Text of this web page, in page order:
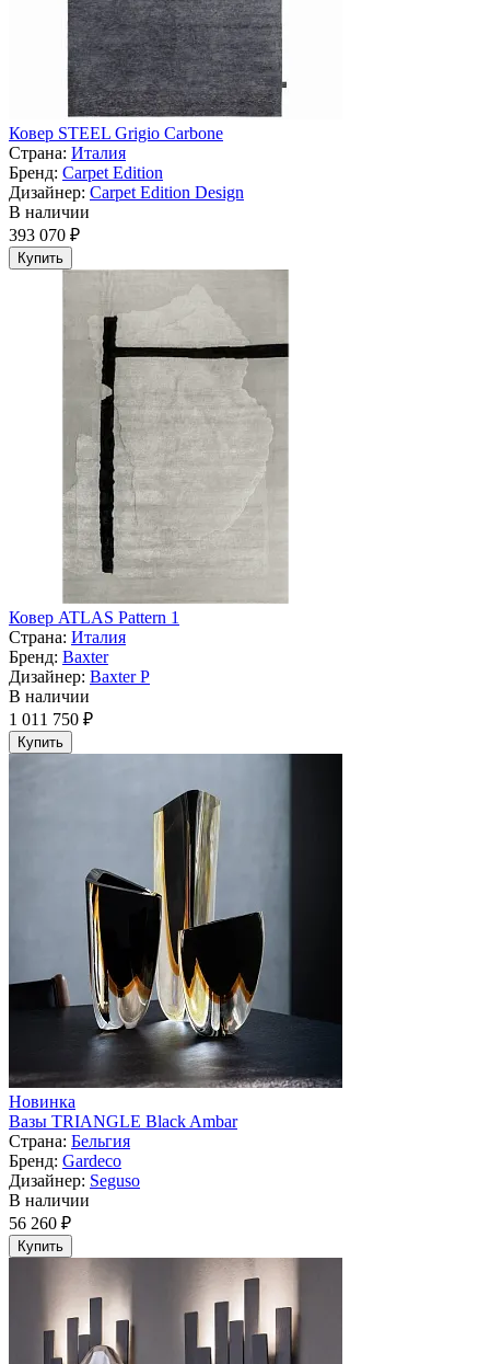
Ковер STEEL Grigio Carbone
Страна: Италия
Бренд: Carpet Edition
Дизайнер: Carpet Edition Design
В наличии
393 070 ₽
Купить
Ковер ATLAS Pattern 1
Страна: Италия
Бренд: Baxter
Дизайнер: Baxter P
В наличии
1 011 750 ₽
Купить
Новинка
Вазы TRIANGLE Black Ambar
Страна: Бельгия
Бренд: Gardeco
Дизайнер: Seguso
В наличии
56 260 ₽
Купить